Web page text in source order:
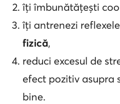
îți îmbunătățești
îți antrenezi
fizică,
reduci excesul de
efect pozitiv asupra
bine.